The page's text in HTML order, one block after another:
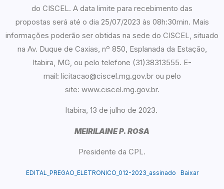
do CISCEL. A data limite para recebimento das
propostas será até o dia 25/07/2023 às 08h:30min. Mais
informações poderão ser obtidas na sede do CISCEL, situado
na Av. Duque de Caxias, nº 850, Esplanada da Estação,
Itabira, MG, ou pelo telefone (31)38313555. E-
mail: licitacao@ciscel.mg.gov.br ou pelo
site: www.ciscel.mg.gov.br.
Itabira, 13 de julho de 2023.
MEIRILAINE P. ROSA
Presidente da CPL.
EDITAL_PREGAO_ELETRONICO_012-2023_assinado Baixar